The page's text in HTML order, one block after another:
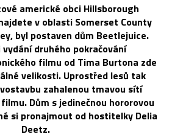
americké obci Hillsborough
v oblasti Somerset County
byl postaven dům Beetlejuice.
druhého pokračování
filmu od Tima Burtona zde
velikosti. Uprostřed lesů tak
zahalenou tmavou sítí
Dům s jedinečnou hororovou
si pronajmout od hostitelky Delia
Deetz.